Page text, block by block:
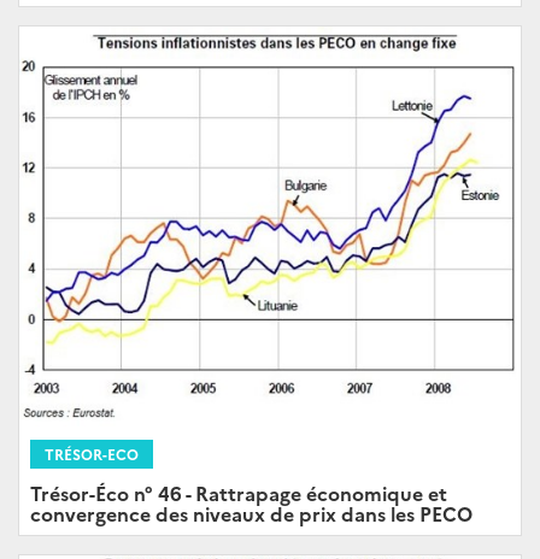
TRÉSOR-ECO
Trésor-Éco n° 46 - Rattrapage économique et
convergence des niveaux de prix dans les PECO